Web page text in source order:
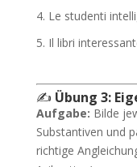
Le studenti
Il libri
✍️ Übung 3:
Aufgabe: Bilde
Substantiven und
richtige